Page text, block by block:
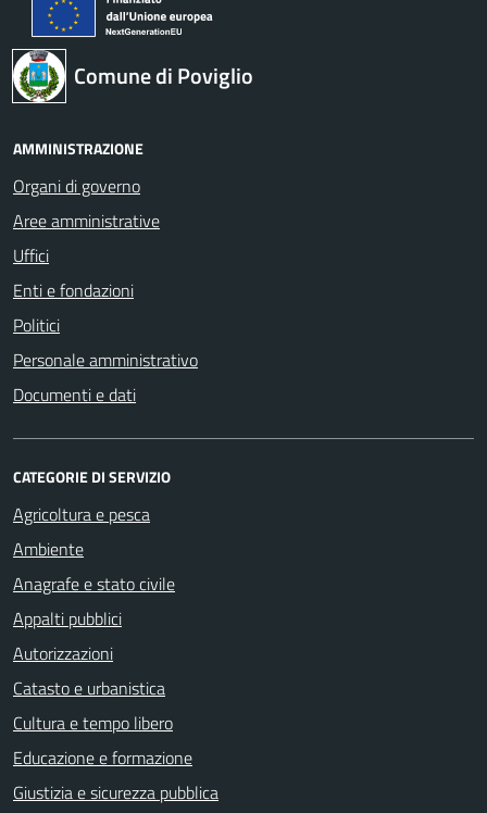
Comune di Poviglio
AMMINISTRAZIONE
Organi di governo
Aree amministrative
Uffici
Enti e fondazioni
Politici
Personale amministrativo
Documenti e dati
CATEGORIE DI SERVIZIO
Agricoltura e pesca
Ambiente
Anagrafe e stato civile
Appalti pubblici
Autorizzazioni
Catasto e urbanistica
Cultura e tempo libero
Educazione e formazione
Giustizia e sicurezza pubblica